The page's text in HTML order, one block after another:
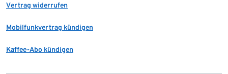
Vertrag widerrufen
Mobilfunkvertrag kündigen
Kaffee-Abo kündigen